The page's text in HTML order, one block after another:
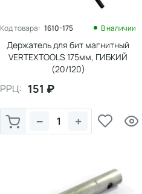
Код товара: 1610-175 В наличии
Держатель для бит магнитный
VERTEXTOOLS 175мм, ГИБКИЙ
(20/120)
РРЦ: 151 ₽
+
−